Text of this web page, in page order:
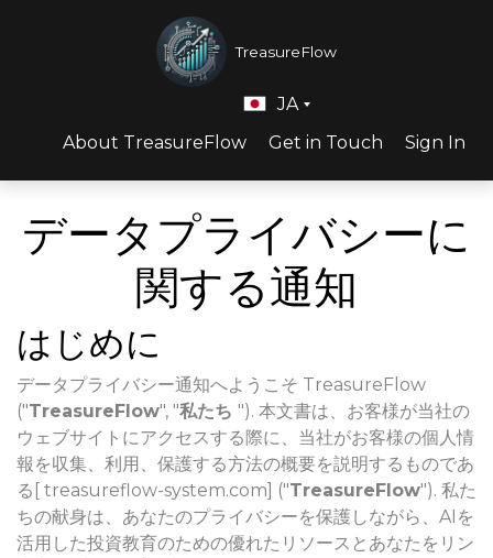
TreasureFlow
About TreasureFlow Get in Touch Sign In
JA
データプライバシーに
関する通知
はじめに
データプライバシー通知へようこそ TreasureFlow
("TreasureFlow", "私たち "). 本文書は、お客様が当社の
ウェブサイトにアクセスする際に、当社がお客様の個人情
報を収集、利用、保護する方法の概要を説明するものであ
る[ treasureflow-system.com] ("TreasureFlow"). 私た
ちの献身は、あなたのプライバシーを保護しながら、AIを
活用した投資教育のための優れたリソースとあなたをリン